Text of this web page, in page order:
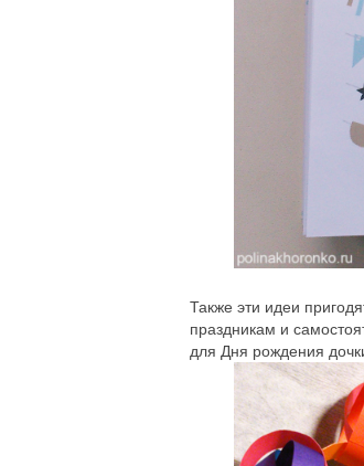
Также эти идеи
праздникам и
для Дня рождения